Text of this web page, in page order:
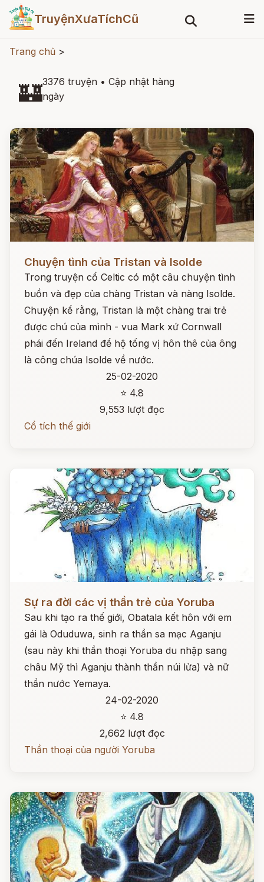
TruyệnXưaTíchCũ
Trang chủ >
🏰3376 truyện • Cập nhật hàng
ngày
Chuyện tình của Tristan và Isolde
Trong truyện cổ Celtic có một câu chuyện tình
buồn và đẹp của chàng Tristan và nàng Isolde.
Chuyện kể rằng, Tristan là một chàng trai trẻ
được chú của mình - vua Mark xứ Cornwall
phái đến Ireland để hộ tống vị hôn thê của ông
là công chúa Isolde về nước.
25-02-2020
⭐ 4.8
9,553 lượt đọc
Cổ tích thế giới
Sự ra đời các vị thần trẻ của Yoruba
Sau khi tạo ra thế giới, Obatala kết hôn với em
gái là Oduduwa, sinh ra thần sa mạc Aganju
(sau này khi thần thoại Yoruba du nhập sang
châu Mỹ thì Aganju thành thần núi lửa) và nữ
thần nước Yemaya.
24-02-2020
⭐ 4.8
2,662 lượt đọc
Thần thoại của người Yoruba